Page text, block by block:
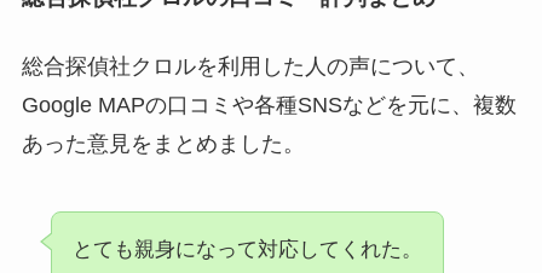
総合探偵社クロルを利用した人の声について、
Google MAPの口コミや各種SNSなどを元に、複数
あった意見をまとめました。
とても親身になって対応してくれた。